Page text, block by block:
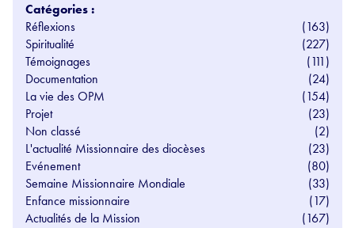
Catégories :
Réflexions
(163)
Spiritualité
(227)
Témoignages
(111)
Documentation
(24)
La vie des OPM
(154)
Projet
(23)
Non classé
(2)
L'actualité Missionnaire des diocèses
(23)
Evénement
(80)
Semaine Missionnaire Mondiale
(33)
Enfance missionnaire
(17)
Actualités de la Mission
(167)